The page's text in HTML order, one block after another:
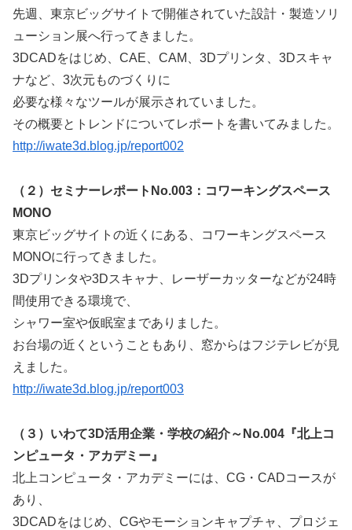
先週、東京ビッグサイトで開催されていた設計・製造ソリ
ューション展へ行ってきました。
3DCADをはじめ、CAE、CAM、3Dプリンタ、3Dスキャ
ナなど、3次元ものづくりに
必要な様々なツールが展示されていました。
その概要とトレンドについてレポートを書いてみました。
http://iwate3d.blog.jp/report002
（２）セミナーレポートNo.003：コワーキングスペース
MONO
東京ビッグサイトの近くにある、コワーキングスペース
MONOに行ってきました。
3Dプリンタや3Dスキャナ、レーザーカッターなどが24時
間使用できる環境で、
シャワー室や仮眠室までありました。
お台場の近くということもあり、窓からはフジテレビが見
えました。
http://iwate3d.blog.jp/report003
（３）いわて3D活用企業・学校の紹介～No.004『北上コ
ンピュータ・アカデミー』
北上コンピュータ・アカデミーには、CG・CADコースが
あり、
3DCADをはじめ、CGやモーションキャプチャ、プロジェ